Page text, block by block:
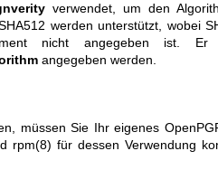
verwendet, um den
werden unterstützt, wobei
nicht angegeben ist.
angegeben werden.
müssen Sie Ihr eigenes
rpm(8) für dessen Verwendung